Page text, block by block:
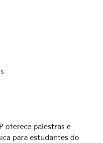
oferece palestras e
para estudantes do